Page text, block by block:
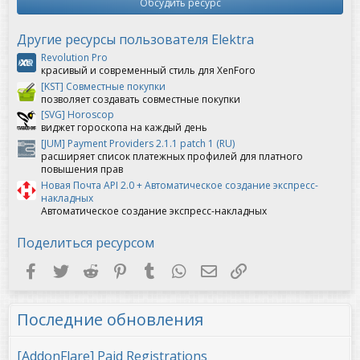
в
Обсудить ресурс
Другие ресурсы пользователя Elektra
Revolution Pro
красивый и современный стиль для XenForo
[KST] Совместные покупки
позволяет создавать совместные покупки
[SVG] Horoscop
виджет гороскопа на каждый день
[JUM] Payment Providers 2.1.1 patch 1 (RU)
расширяет список платежных профилей для платного
повышения прав
Новая Почта API 2.0 + Автоматическое создание экспресс-
накладных
Автоматическое создание экспресс-накладных
Поделиться ресурсом
FacebookTwitter Reddit PinterestTumblr WhatsAppЭлектронная почта
Последние обновления
[AddonFlare] Paid Registrations